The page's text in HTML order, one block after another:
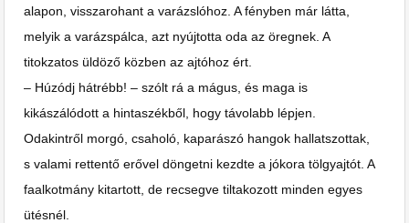
alapon, visszarohant a varázslóhoz. A fényben már látta,
melyik a varázspálca, azt nyújtotta oda az öregnek. A
titokzatos üldöző közben az ajtóhoz ért.
– Húzódj hátrébb! – szólt rá a mágus, és maga is
kikászálódott a hintaszékből, hogy távolabb lépjen.
Odakintről morgó, csaholó, kaparászó hangok hallatszottak,
s valami rettentő erővel döngetni kezdte a jókora tölgyajtót. A
faalkotmány kitartott, de recsegve tiltakozott minden egyes
ütésnél.